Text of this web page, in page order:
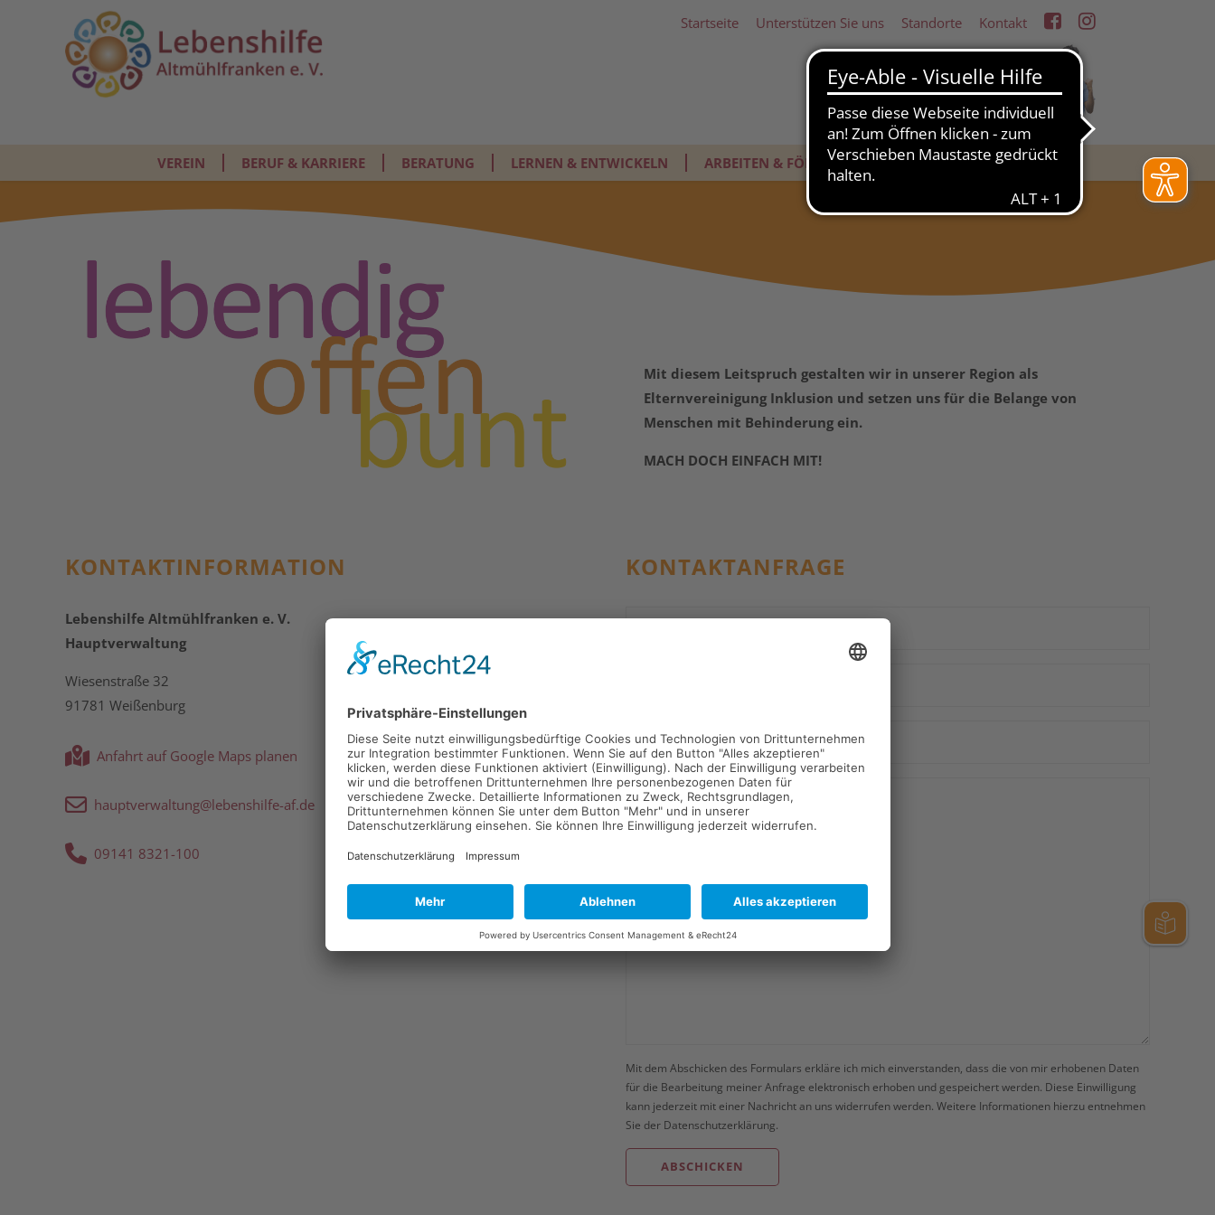
Startseite Unterstützen Sie uns Standorte Kontakt
VEREIN BERUF & KARRIERE BERATUNG LERNEN & ENTWICKELN ARBEITEN & FÖRDERN WOHNEN & LEBEN
Mit diesem Leitspruch gestalten wir in unserer Region als
Elternvereinigung Inklusion und setzen uns für die Belange von
Menschen mit Behinderung ein.
MACH DOCH EINFACH MIT!
KONTAKT­INFORMATION
Lebenshilfe Altmühlfranken e. V.
Hauptverwaltung
Wiesenstraße 32
91781 Weißenburg
Anfahrt auf Google Maps planen
hauptverwaltung@lebenshilfe-af.de
09141 8321-100
KONTAKTANFRAGE
Mit dem Abschicken des Formulars erkläre ich mich einverstanden, dass die von mir erhobenen Daten
für die Bearbeitung meiner Anfrage elektronisch erhoben und gespeichert werden. Diese Einwilligung
kann jederzeit mit einer Nachricht an uns widerrufen werden. Weitere Informationen hierzu entnehmen
Sie der Datenschutzerklärung.